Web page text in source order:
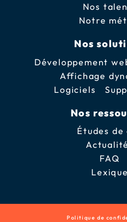
Nos
Notre
Nos
Développement
Affichage
Logiciels
Nos
Études de
FAQ
Lexique
Politique de